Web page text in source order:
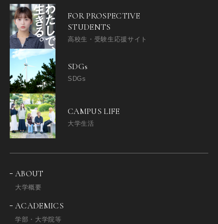
FOR PROSPECTIVE
STUDENTS
高校生・受験生応援サイト
SDGs
SDGs
CAMPUS LIFE
大学生活
ABOUT
大学概要
ACADEMICS
学部・大学院等